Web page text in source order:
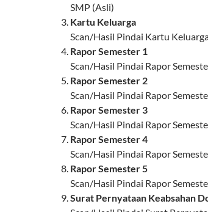
SMP (Asli)
Kartu Keluarga
Scan/Hasil Pindai Kartu
Rapor Semester 1
Scan/Hasil Pindai Rapor
Rapor Semester 2
Scan/Hasil Pindai Rapor
Rapor Semester 3
Scan/Hasil Pindai Rapor
Rapor Semester 4
Scan/Hasil Pindai Rapor
Rapor Semester 5
Scan/Hasil Pindai Rapor
Surat Pernyataan Keabsahan